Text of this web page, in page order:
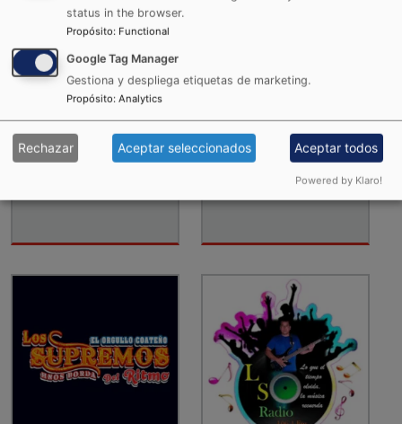
La Voz Radio
status in the browser.
Propósito: Functional
Google Tag Manager
Gestiona y despliega etiquetas de marketing.
Propósito: Analytics
Rechazar Aceptar seleccionados Aceptar todos
Powered by Klaro!